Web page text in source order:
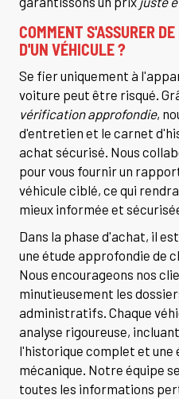
COMMENT S'ASSURER
D'UN VÉHICULE ?
Se fier uniquement à
voiture peut être risqué.
vérification approfondie,
d'entretien et le carnet
achat sécurisé. Nous
pour vous fournir un
véhicule ciblé, ce qui
mieux informée et
Dans la phase d'achat, il
une étude approfondie de
Nous encourageons nos
minutieusement les
administratifs. Chaque
analyse rigoureuse,
l'historique complet et une
mécanique. Notre équipe
toutes les informations